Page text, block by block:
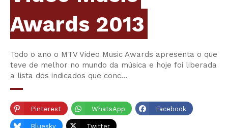
Awards 2013
Todo o ano o MTV Video Music Awards apresenta o que
teve de melhor no mundo da música e hoje foi liberada
a lista dos indicados que conc…
Pinterest WhatsApp Facebook
Bluesky Twitter